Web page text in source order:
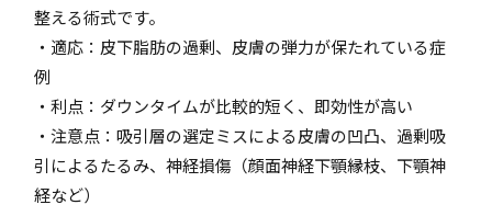
整える術式です。
・適応：皮下脂肪の過剰、皮膚の弾力が保たれている症
例
・利点：ダウンタイムが比較的短く、即効性が高い
・注意点：吸引層の選定ミスによる皮膚の凹凸、過剰吸
引によるたるみ、神経損傷（顔面神経下顎縁枝、下顎神
経など）